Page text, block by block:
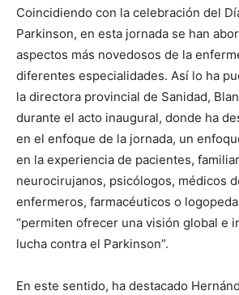
Coincidiendo con la celebración del
Parkinson, en esta jornada se han
aspectos más novedosos de la
diferentes especialidades. Así lo ha
la directora provincial de Sanidad,
durante el acto inaugural, donde ha
en el enfoque de la jornada, un
en la experiencia de pacientes,
neurocirujanos, psicólogos, médicos
enfermeros, farmacéuticos o
“permiten ofrecer una visión global e
lucha contra el Parkinson”.
En este sentido, ha destacado